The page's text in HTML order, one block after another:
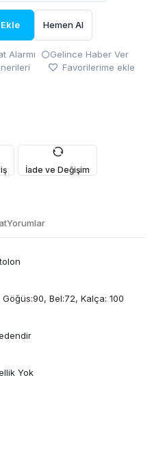
Hemen Al
Alarmı
Gelince Haber Ver
Favorilerime ekle
İade ve Değişim
Yorumlar
Bel:72, Kalça: 100
Yok